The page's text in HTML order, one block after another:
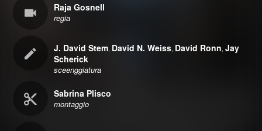
Raja Gosnell
regia
J. David Stem, David N. Weiss, David Ronn,Jay
Scherick
sceenggiatura
Sabrina Plisco
montaggio